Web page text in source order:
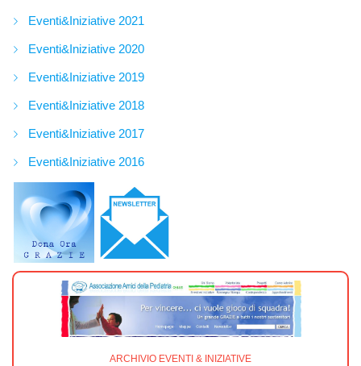
Eventi&Iniziative 2021
Eventi&Iniziative 2020
Eventi&Iniziative 2019
Eventi&Iniziative 2018
Eventi&Iniziative 2017
Eventi&Iniziative 2016
ARCHIVIO EVENTI & INIZIATIVE